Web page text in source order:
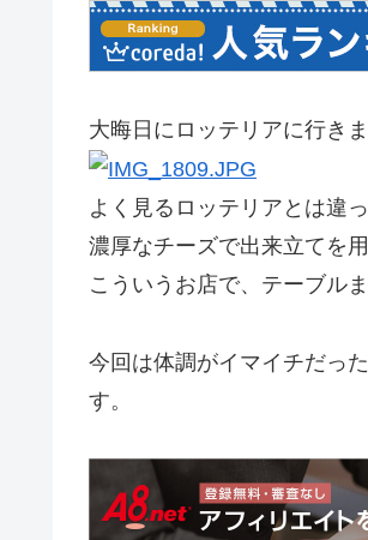
大晦日にロッテリアに行きま
よく見るロッテリアとは違
濃厚なチーズで出来立てを
こういうお店で、テーブル
今回は体調がイマイチだっ
す。